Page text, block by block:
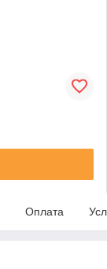
Оплата